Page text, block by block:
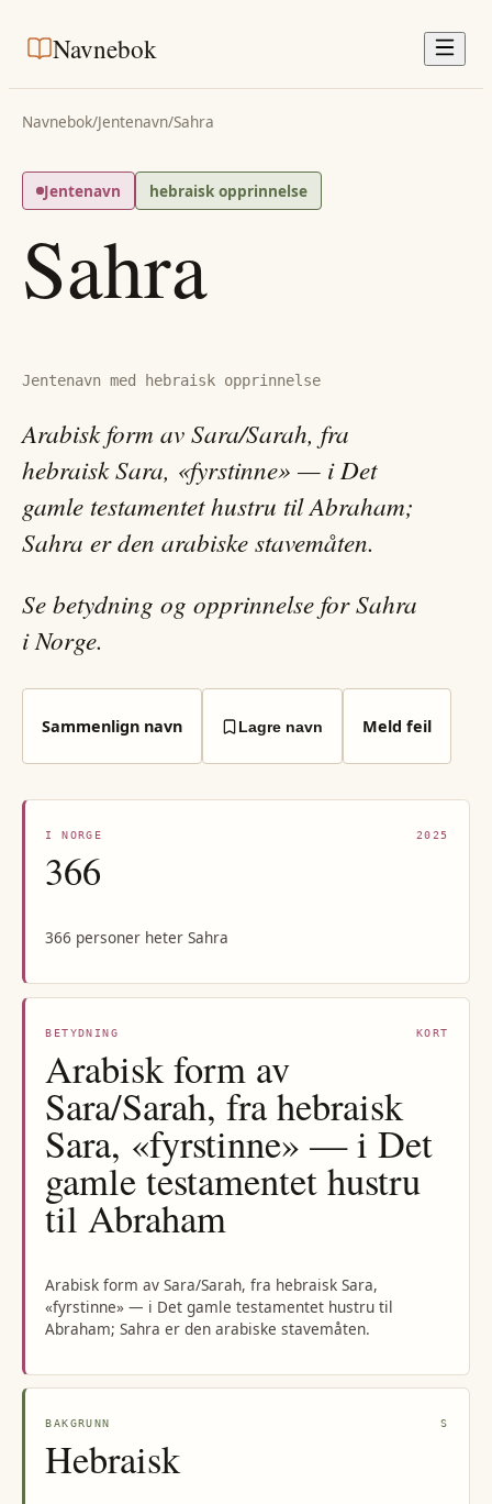
Navnebok
Navnebok/Jentenavn/Sahra
Jentenavn hebraisk opprinnelse
Sahra
Jentenavn med hebraisk opprinnelse
Arabisk form av Sara/Sarah, fra
hebraisk Sara, «fyrstinne» — i Det
gamle testamentet hustru til Abraham;
Sahra er den arabiske stavemåten.
Se betydning og opprinnelse for Sahra
i Norge.
Sammenlign navn Lagre navn Meld feil
I NORGE 2025
366
366 personer heter Sahra
BETYDNING KORT
Arabisk form av
Sara/Sarah, fra hebraisk
Sara, «fyrstinne» — i Det
gamle testamentet hustru
til Abraham
Arabisk form av Sara/Sarah, fra hebraisk Sara,
«fyrstinne» — i Det gamle testamentet hustru til
Abraham; Sahra er den arabiske stavemåten.
BAKGRUNN S
Hebraisk